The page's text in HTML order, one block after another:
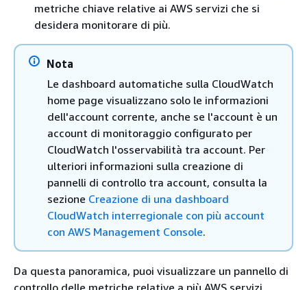
metriche chiave relative ai AWS servizi che si
desidera monitorare di più.
Nota
Le dashboard automatiche sulla CloudWatch
home page visualizzano solo le informazioni
dell'account corrente, anche se l'account è un
account di monitoraggio configurato per
CloudWatch l'osservabilità tra account. Per
ulteriori informazioni sulla creazione di
pannelli di controllo tra account, consulta la
sezione Creazione di una dashboard
CloudWatch interregionale con più account
con AWS Management Console.
Da questa panoramica, puoi visualizzare un pannello di
controllo delle metriche relative a più AWS servizi